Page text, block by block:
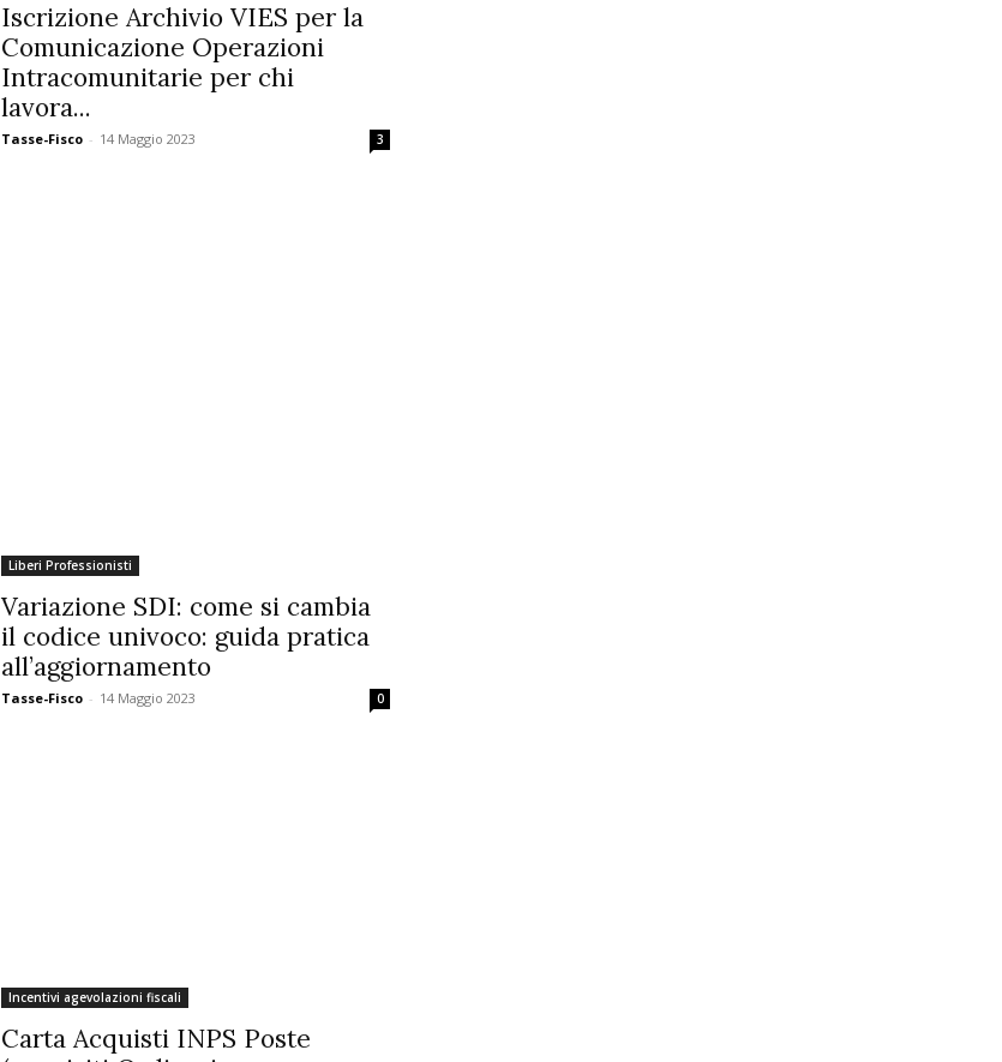
Iscrizione Archivio VIES per la
Comunicazione Operazioni
Intracomunitarie per chi
lavora...
Tasse-Fisco - 14 Maggio 2023 3
Liberi Professionisti
Variazione SDI: come si cambia
il codice univoco: guida pratica
all’aggiornamento
Tasse-Fisco - 14 Maggio 2023 0
Incentivi agevolazioni fiscali
Carta Acquisti INPS Poste